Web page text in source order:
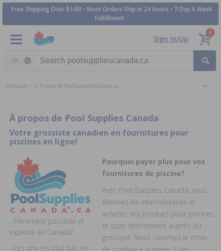
Free Shipping Over $149! • Most Orders Ship in 24 Hours • 7 Day A Week
Fulfillment
Sign In/Up
0
D'accueil À Propos de PoolSuppliesCanada.ca
À propos de Pool Supplies Canada
Votre grossiste canadien en fournitures pour
piscines en ligne!
- Fièrement possédé et
exploité au Canada!
- Les prix les plus bas en
Pourquoi payer plus pour vos
fournitures de piscine?
Avec Pool Supplies Canada, vous
éliminez les intermédiaires et
achetez vos produits pour piscines
et spas directement auprès du
grossiste. Nous sommes le choix